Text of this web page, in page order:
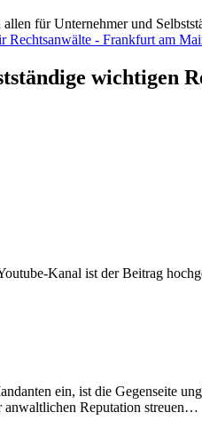
für Unternehmer und
wichtigen
Kanal ist der Beitrag
ein, ist die Gegenseite
anwaltlichen Reputation streuen…